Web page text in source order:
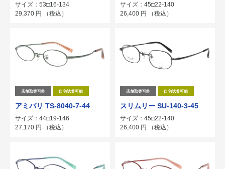
サイズ：53□16-134
29,370 円 （税込）
サイズ：45□22-140
26,400 円 （税込）
店舗取寄可能 自宅試着可能
アミパリ TS-8040-7-44
サイズ：44□19-146
27,170 円 （税込）
店舗取寄可能 自宅試着可能
スリムリー SU-140-3-45
サイズ：45□22-140
26,400 円 （税込）